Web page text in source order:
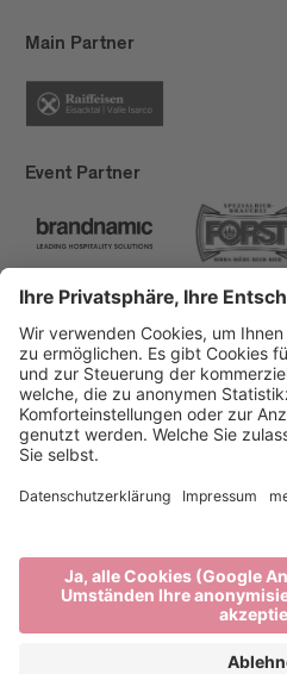
Main Partner
Event Partner
Brixen Tourismus
Privacy
Impressum
produced by